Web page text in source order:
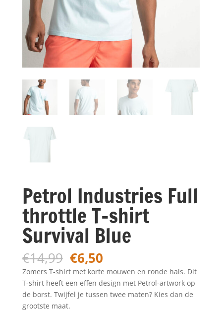
Petrol Industries Full
throttle T-shirt
Survival Blue
€14,99 Oorspronkelijke
prijs
was:
€14,99.
€6,50Huidige
prijs
is:
€6,50.
Zomers T-shirt met korte mouwen en ronde hals. Dit
T-shirt heeft een effen design met Petrol-artwork op
de borst. Twijfel je tussen twee maten? Kies dan de
grootste maat.